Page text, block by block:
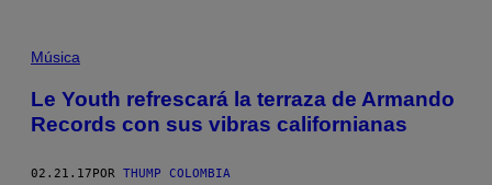
Música
Le Youth refrescará la terraza de Armando
Records con sus vibras californianas
02.21.17POR THUMP COLOMBIA